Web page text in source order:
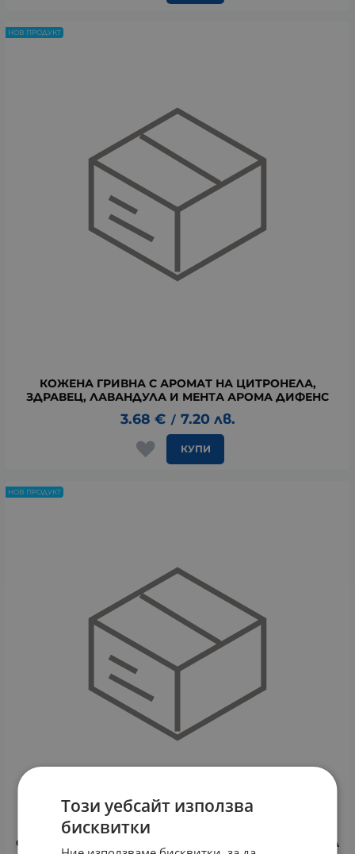
КОЖЕНА ГРИВНА С АРОМАТ НА ЦИТРОНЕЛА,
ЗДРАВЕЦ, ЛАВАНДУЛА И МЕНТА АРОМА ДИФЕНС
3.68 € / 7.20 лв.
КУПИ
НОВ ПРОДУКТ
СИЛИКОНОВА ГРИВНА ЗА ВЪЗРАСТНИ С АРОМАТ НА
НОВ ПРОДУКТ
Този уебсайт използва
бисквитки